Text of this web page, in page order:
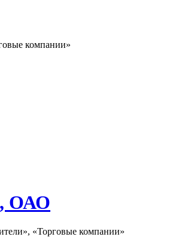
компании»
ОАО
«Торговые компании»